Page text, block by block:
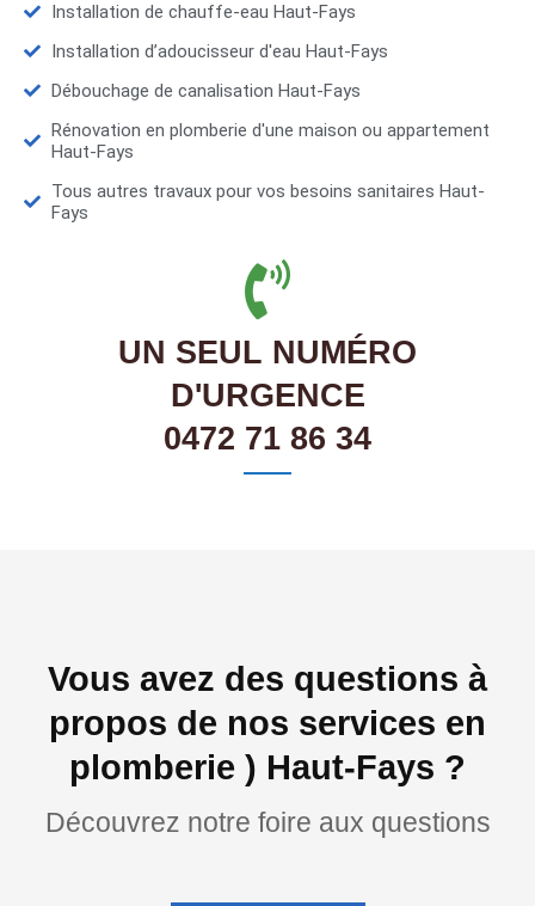
Installation de chauffe-eau Haut-Fays
Installation d’adoucisseur d'eau Haut-Fays
Débouchage de canalisation Haut-Fays
Rénovation en plomberie d'une maison ou appartement
Haut-Fays
Tous autres travaux pour vos besoins sanitaires Haut-
Fays
UN SEUL NUMÉRO
D'URGENCE
0472 71 86 34
Vous avez des questions à
propos de nos services en
plomberie ) Haut-Fays ?
Découvrez notre foire aux questions